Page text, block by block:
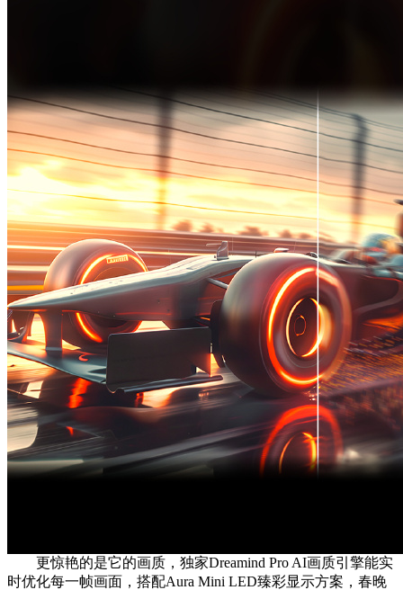
更惊艳的是它的画质，独家Dreamind Pro AI画质引擎能实
时优化每一帧画面，搭配Aura Mini LED臻彩显示方案，春晚